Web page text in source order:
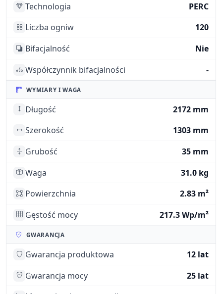
Technologia
PERC
Liczba ogniw
120
Bifacjalność
Nie
Współczynnik bifacjalności
-
WYMIARY I WAGA
Długość
2172 mm
Szerokość
1303 mm
Grubość
35 mm
Waga
31.0 kg
Powierzchnia
2.83 m²
Gęstość mocy
217.3 Wp/m²
GWARANCJA
Gwarancja produktowa
12 lat
Gwarancja mocy
25 lat